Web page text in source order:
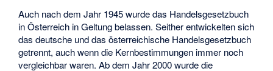
Auch nach dem Jahr 1945 wurde das Handelsgesetzbuch
in Österreich in Geltung belassen. Seither entwickelten sich
das deutsche und das österreichische Handelsgesetzbuch
getrennt, auch wenn die Kernbestimmungen immer noch
vergleichbar waren. Ab dem Jahr 2000 wurde die